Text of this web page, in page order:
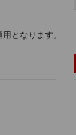
となります。